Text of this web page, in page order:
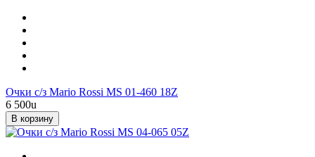
Очки с/з Mario Rossi MS 01-460 18Z
6 500u
В корзину